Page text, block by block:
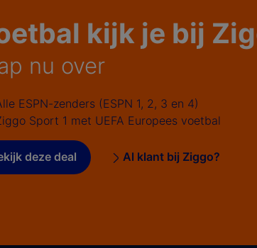
kijk je bij
nu over
ESPN-zenders (ESPN 1, 2, 3 en 4)
Sport 1 met UEFA Europees voetbal
deze deal Al klant bij Ziggo?